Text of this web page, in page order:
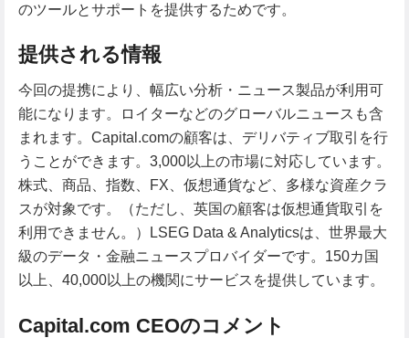
のツールとサポートを提供するためです。
提供される情報
今回の提携により、幅広い分析・ニュース製品が利用可
能になります。ロイターなどのグローバルニュースも含
まれます。Capital.comの顧客は、デリバティブ取引を行
うことができます。3,000以上の市場に対応しています。
株式、商品、指数、FX、仮想通貨など、多様な資産クラ
スが対象です。（ただし、英国の顧客は仮想通貨取引を
利用できません。）LSEG Data & Analyticsは、世界最大
級のデータ・金融ニュースプロバイダーです。150カ国
以上、40,000以上の機関にサービスを提供しています。
Capital.com CEOのコメント